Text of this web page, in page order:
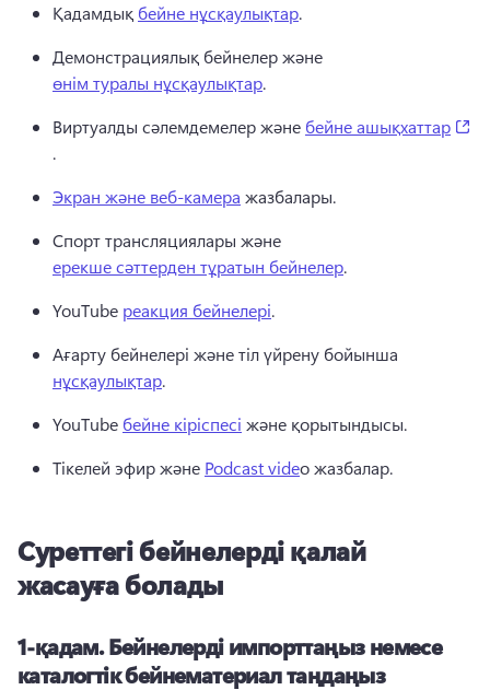
Қадамдық бейне нұсқаулықтар.
Демонстрациялық бейнелер және
өнім туралы нұсқаулықтар.
Виртуалды сәлемдемелер және бейне ашықхаттар
.
Экран және веб-камера жазбалары.
Спорт трансляциялары және
ерекше сәттерден тұратын бейнелер.
YouTube реакция бейнелері.
Ағарту бейнелері және тіл үйрену бойынша
нұсқаулықтар.
YouTube бейне кіріспесі және қорытындысы.
Тікелей эфир және Podcast video жазбалар.
Суреттегі бейнелерді қалай
жасауға болады
1-қадам. Бейнелерді импорттаңыз немесе
каталогтік бейнематериал таңдаңыз